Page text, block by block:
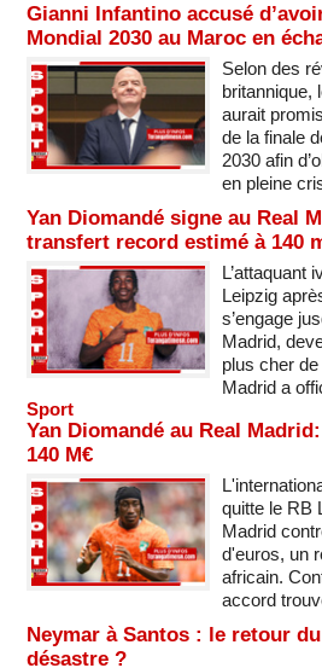
Gianni Infantino accusé
Mondial 2030 au Maroc en
Selon des
britannique,
aurait
de la finale
2030 afin
en pleine
Yan Diomandé signe au Real
transfert record estimé à 140
L’attaquant
Leipzig
s’engage
Madrid,
plus cher de
Madrid a
Sport
Yan Diomandé au Real
140 M€
quitte le RB
Madrid
d'euros, un
africain.
accord
Neymar à Santos : le retour
désastre ?